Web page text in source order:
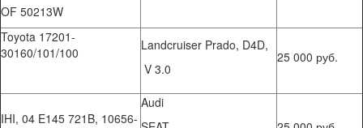
OF 50213W
Toyota 17201-
30160/101/100
Landcruiser Prado, D4D,
V 3.0
25 000 руб.
IHI, 04 E145 721B, 10656-
Audi